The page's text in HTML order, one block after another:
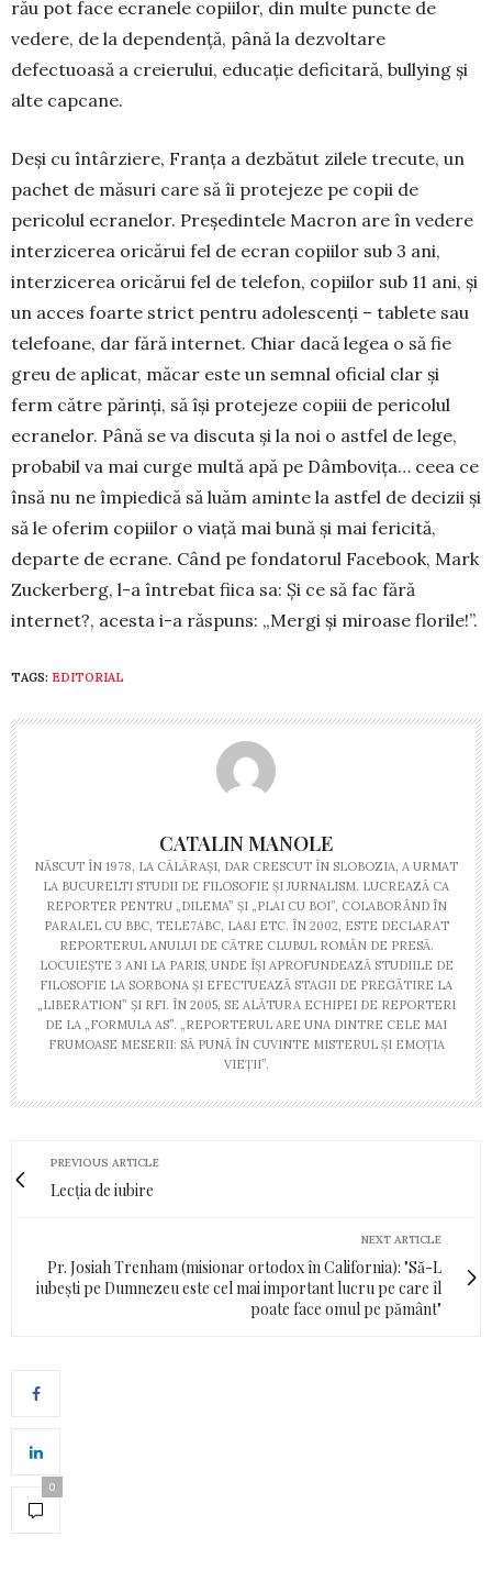
rău pot face ecranele copiilor, din multe puncte de
vedere, de la dependență, până la dezvoltare
defectuoasă a creierului, educație deficitară, bullying și
alte capcane.
Deși cu întârziere, Franța a dezbătut zilele trecute, un
pachet de măsuri care să îi protejeze pe copii de
pericolul ecranelor. Președintele Macron are în vedere
interzicerea oricărui fel de ecran copiilor sub 3 ani,
interzicerea oricărui fel de telefon, copiilor sub 11 ani, și
un acces foarte strict pentru adolescenți – tablete sau
telefoane, dar fără internet. Chiar dacă legea o să fie
greu de aplicat, măcar este un semnal oficial clar și
ferm către părinți, să își protejeze copiii de pericolul
ecranelor. Până se va discuta și la noi o astfel de lege,
probabil va mai curge multă apă pe Dâmbovița… ceea ce
însă nu ne împiedică să luăm aminte la astfel de decizii și
să le oferim copiilor o viață mai bună și mai fericită,
departe de ecrane. Când pe fondatorul Facebook, Mark
Zuckerberg, l-a întrebat fiica sa: Și ce să fac fără
internet?, acesta i-a răspuns: „Mergi și miroase florile!”.
TAGS: EDITORIAL
CATALIN MANOLE
NĂSCUT ÎN 1978, LA CĂLĂRAȘI, DAR CRESCUT ÎN SLOBOZIA, A URMAT
LA BUCURELTI STUDII DE FILOSOFIE ȘI JURNALISM. LUCREAZĂ CA
REPORTER PENTRU „DILEMA” ȘI „PLAI CU BOI”, COLABORÂND ÎN
PARALEL CU BBC, TELE7ABC, LA&I ETC. ÎN 2002, ESTE DECLARAT
REPORTERUL ANULUI DE CĂTRE CLUBUL ROMÂN DE PRESĂ.
LOCUIEȘTE 3 ANI LA PARIS, UNDE ÎȘI APROFUNDEAZĂ STUDIILE DE
FILOSOFIE LA SORBONA ȘI EFECTUEAZĂ STAGII DE PREGĂTIRE LA
„LIBERATION” ȘI RFI. ÎN 2005, SE ALĂTURA ECHIPEI DE REPORTERI
DE LA „FORMULA AS”. „REPORTERUL ARE UNA DINTRE CELE MAI
FRUMOASE MESERII: SĂ PUNĂ ÎN CUVINTE MISTERUL ȘI EMOȚIA
VIEȚII”.
PREVIOUS ARTICLE
Lecția de iubire
NEXT ARTICLE
Pr. Josiah Trenham (misionar ortodox în California): "Să-L
iubești pe Dumnezeu este cel mai important lucru pe care îl
poate face omul pe pământ"
0